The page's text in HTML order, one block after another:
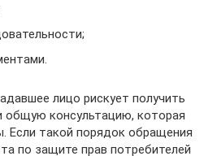
лицо рискует получить
общую консультацию, которая
Если такой порядок обращения
по защите прав потребителей